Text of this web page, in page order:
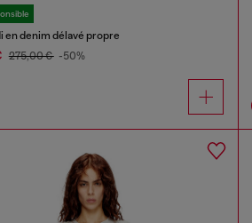
en denim délavé propre
275,00 € -50%